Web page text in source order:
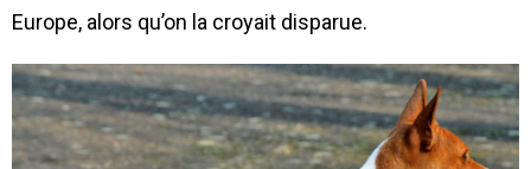
Europe, alors qu’on la croyait disparue.